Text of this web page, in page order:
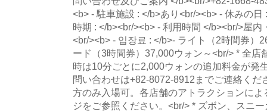
<b> - 駐車施設 : </b>あり<br/><b> - 休みの
時期 : </b><br/><b> - 利用時間 </b><br/>屋
<br/><b> - 입장료 : </b>- ライト（2時間券）
ード（3時間券）37,000ウォン～<br/> * 全店
時は10分ごとに2,000ウォンの追加料金が発
問い合わせは+82-8072-8912までご連絡くだ
方のみ入場可。各店舗のアトラクションに
ジをご参照ください。<br/> * ズボン、スニ